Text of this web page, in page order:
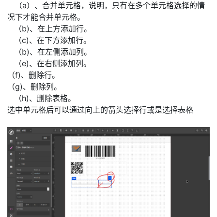
​（a）、合并单元格，说明，只有在多个单元格选择的情
况下才能合并单元格。
​（b)、在上方添加行。
​（c)、在下方添加行。
​（b)、在左侧添加列。
​（e)、在右侧添加列。
（f)、删除行。
（g)、删除列。
​（h)、删除表格。
选中单元格后可以通过向上的箭头选择行或是选择表格